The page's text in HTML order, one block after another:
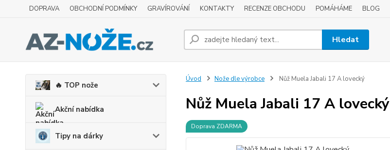
DOPRAVA OBCHODNÍ PODMÍNKY GRAVÍROVÁNÍ KONTAKTY RECENZE OBCHODU POMÁHÁME BLOG
Hledat
🔥 TOP nože
Akční nabídka
Tipy na dárky
Úvod Nože dle výrobce Nůž Muela Jabali 17 A lovecký
Nůž Muela Jabali 17 A lovecký
Doprava ZDARMA